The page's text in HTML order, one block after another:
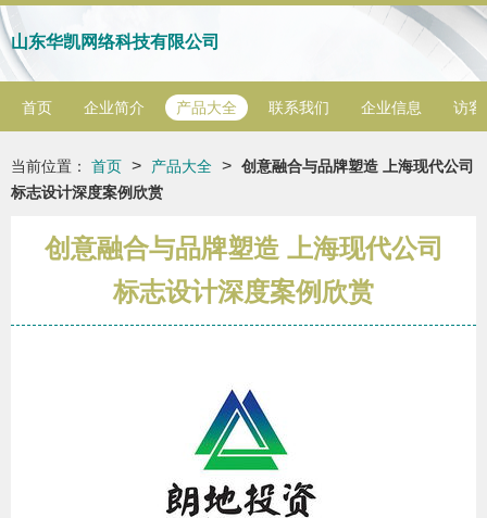
山东华凯网络科技有限公司
首页 企业简介 产品大全 联系我们 企业信息 访客
当前位置： 首页 > 产品大全 > 创意融合与品牌塑造 上海现代公司
标志设计深度案例欣赏
创意融合与品牌塑造 上海现代公司
标志设计深度案例欣赏